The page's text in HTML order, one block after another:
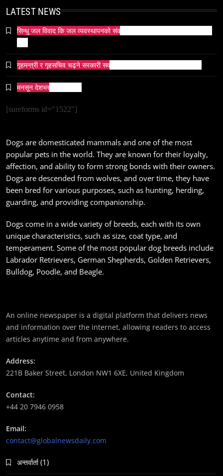
ओली र लेखक पक्राउ परेपछि गृहमन्त्रीको प्रतिक्रिया ‘यो
प्रतिशोध होइन, न्यायको सुरुवात हो’ — गृहमन्त्री
November 20, 2023
आज साँझ अस्ताउँदो सूर्यलाई अर्घ्य
November 20, 2023
समाज
महाकुम्भ मेलामा भाइरल भएकी युवती मोनालिसाले गरिन्-
मुस्लिम प्रेमीसँग विवाह
भारतको इतिहासमा पहिलोपटक मृत्यु इच्छाको अनुमति
LATEST NEWS
सिन्धु जल विवाद कि जल व्यवस्थापनको संकट? पाकिस्तानको पानी संकटको भित्री
गृहमन्त्री र गृहसचिव चढ्ने सरकारी सवारीसाधनबाट समेत कालो सिसा हटाइयो
मनसून देशभर प्रवेश गर्दै ।
[sureforms id="1522"]
Dogs are domesticated mammals and one of the most
popular pets in the world. They are known for their loyalty,
affection, and ability to form strong bonds with their owners.
Dogs are descended from wolves, and over time, they have
been bred for various purposes, such as hunting, herding,
guarding, and providing companionship.
Dogs come in a wide variety of breeds, each with its own
unique characteristics, such as size, coat type, and
temperament. Some of the most popular dog breeds include
Labrador Retrievers, German Shepherds, Golden Retrievers,
Bulldog, Poodle, and Beagle.
An online newspaper is a digital platform that delivers news
and information over the internet, allowing readers to access
articles anytime and from anywhere.
Address:
221B Baker Street, London NW1 6XE, United Kingdom
Contact:
+44 20 7946 0958
Email:
contact@globalnewsdaily.com
अन्तर्वार्ता (1)